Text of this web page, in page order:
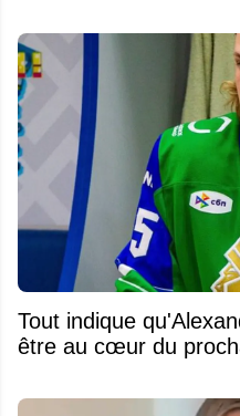
Tout indique
être au cœur du